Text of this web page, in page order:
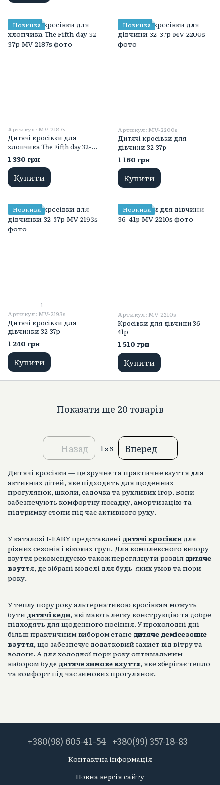
Новинка
Артикул: MV-2187s
Дитячі кросівки для
хлопчика The Fifth day 32-
37р
1 330 грн
Купити
Новинка
Артикул: MV-2200s
Дитячі кросівки для
дівчини 32-37р
1 160 грн
Купити
Новинка
1
Артикул: MV-2193s
Дитячі кросівки для
дівчинки 32-37р
1 240 грн
Купити
Новинка
Артикул: MV-2210s
Кросівки для дівчини 36-
41р
1 510 грн
Купити
Показати ще 20 товарів
Назад 1з 6 Вперед
Дитячі кросівки — це зручне та практичне взуття для
активних дітей, яке підходить для щоденних
прогулянок, школи, садочка та рухливих ігор. Вони
забезпечують комфортну посадку, амортизацію та
підтримку стопи під час активного руху.
У каталозі I-BABY представлені дитячі кросівки для
різних сезонів і вікових груп. Для комплексного вибору
взуття рекомендуємо також переглянути розділ дитяче
взуття, де зібрані моделі для будь-яких умов та пори
року.
У теплу пору року альтернативою кросівкам можуть
бути дитячі кеди, які мають легку конструкцію та добре
підходять для щоденного носіння. У прохолодні дні
більш практичним вибором стане дитяче демісезонне
взуття, що забезпечує додатковий захист від вітру та
вологи. А для холодної пори року оптимальним
вибором буде дитяче зимове взуття, яке зберігає тепло
та комфорт під час зимових прогулянок.
+380(98) 605-41-54 +380(99) 357-18-83
Контактна інформація
Повна версія сайту